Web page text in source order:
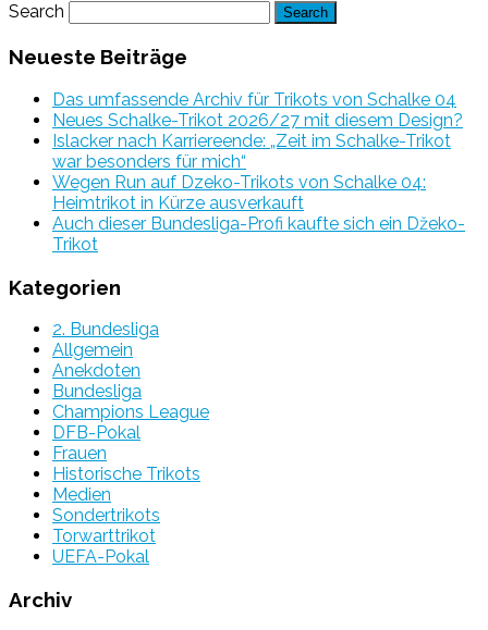
Search
Neueste Beiträge
Das umfassende Archiv für Trikots von Schalke 04
Neues Schalke-Trikot 2026/27 mit diesem Design?
Islacker nach Karriereende: „Zeit im Schalke-Trikot
war besonders für mich“
Wegen Run auf Dzeko-Trikots von Schalke 04:
Heimtrikot in Kürze ausverkauft
Auch dieser Bundesliga-Profi kaufte sich ein Džeko-
Trikot
Kategorien
2. Bundesliga
Allgemein
Anekdoten
Bundesliga
Champions League
DFB-Pokal
Frauen
Historische Trikots
Medien
Sondertrikots
Torwarttrikot
UEFA-Pokal
Archiv